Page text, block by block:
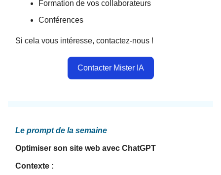
Formation de vos collaborateurs
Conférences
Si cela vous intéresse, contactez-nous !
Contacter Mister IA
Le prompt de la semaine
Optimiser son site web avec ChatGPT
Contexte :